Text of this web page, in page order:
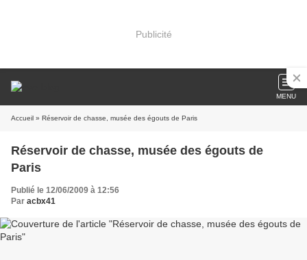
Publicité
MENU
Accueil » Réservoir de chasse, musée des égouts de Paris
Réservoir de chasse, musée des égouts de
Paris
Publié le 12/06/2009 à 12:56
Par acbx41